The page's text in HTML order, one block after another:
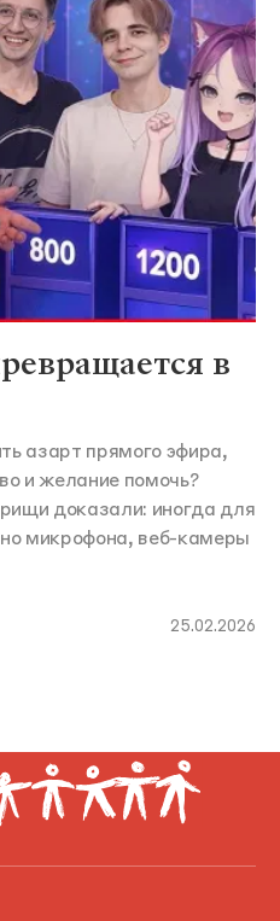
в
азарт прямого эфира,
и желание помочь?
доказали: иногда для
микрофона, веб-камеры
25.02.2026